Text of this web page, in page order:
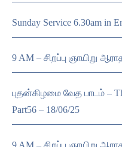
Sunday Service 6.30am in
9 AM – சிறப்பு ஞாயிறு
புதன்கிழமை வேத பாடம் –
Part56 – 18/06/25
9 AM – சிறப்பு ஞாயிறு